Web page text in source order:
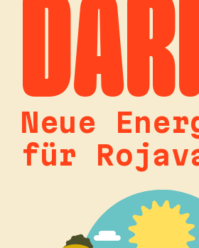
Neue
für